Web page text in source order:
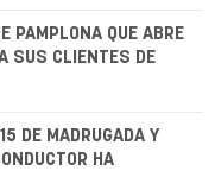
PAMPLONA QUE ABRE
SUS CLIENTES DE
DE MADRUGADA Y
HA